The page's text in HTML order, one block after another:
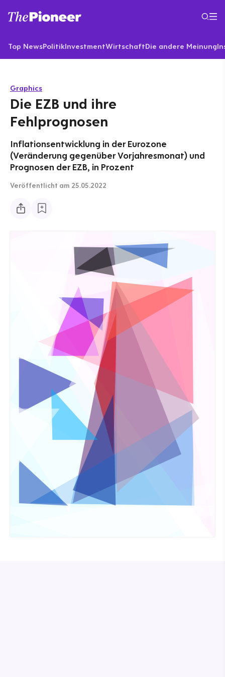
Top NewsPolitikInvestmentWirtschaftDie andere Meinung
Graphics
Die EZB und ihre
Fehlprognosen
Inflationsentwicklung in der Eurozone
(Veränderung gegenüber Vorjahresmonat) und
Prognosen der EZB, in Prozent
Veröffentlicht am 25.05.2022